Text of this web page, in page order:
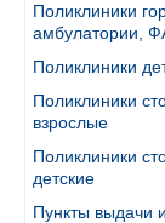
Поликлиники
амбулатории,
Поликлиники
Поликлиники
взрослые
Поликлиники
детские
Пункты выдачи